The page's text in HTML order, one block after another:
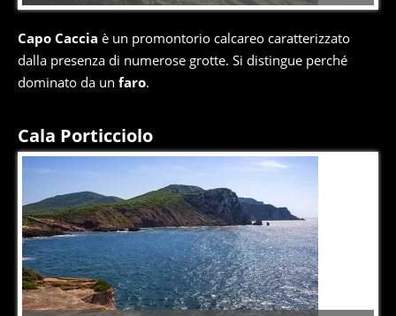
Capo Caccia è un promontorio calcareo caratterizzato
dalla presenza di numerose grotte. Si distingue perché
dominato da un faro.
Cala Porticciolo